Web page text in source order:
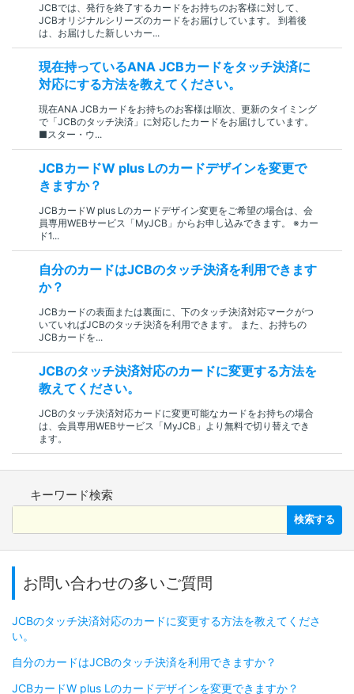
JCBでは、発行を終了するカードをお持ちのお客様に対して、
JCBオリジナルシリーズのカードをお届けしています。 到着後
は、お届けした新しいカー...
現在持っているANA JCBカードをタッチ決済に
対応にする方法を教えてください。
現在ANA JCBカードをお持ちのお客様は順次、更新のタイミング
で「JCBのタッチ決済」に対応したカードをお届けしています。
■スター・ウ...
JCBカードW plus Lのカードデザインを変更で
きますか？
JCBカードW plus Lのカードデザイン変更をご希望の場合は、会
員専用WEBサービス「MyJCB」からお申し込みできます。 ※カー
ド1...
自分のカードはJCBのタッチ決済を利用できます
か？
JCBカードの表面または裏面に、下のタッチ決済対応マークがつ
いていればJCBのタッチ決済を利用できます。 また、お持ちの
JCBカードを...
JCBのタッチ決済対応のカードに変更する方法を
教えてください。
JCBのタッチ決済対応カードに変更可能なカードをお持ちの場合
は、会員専用WEBサービス「MyJCB」より無料で切り替えでき
ます。
キーワード検索
検索する
お問い合わせの多いご質問
JCBのタッチ決済対応のカードに変更する方法を教えてくださ
い。
自分のカードはJCBのタッチ決済を利用できますか？
JCBカードW plus Lのカードデザインを変更できますか？